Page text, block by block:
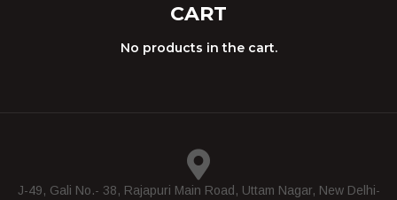
CART
No products in the cart.
J-49, Gali No.- 38, Rajapuri Main Road, Uttam Nagar, New Delhi-